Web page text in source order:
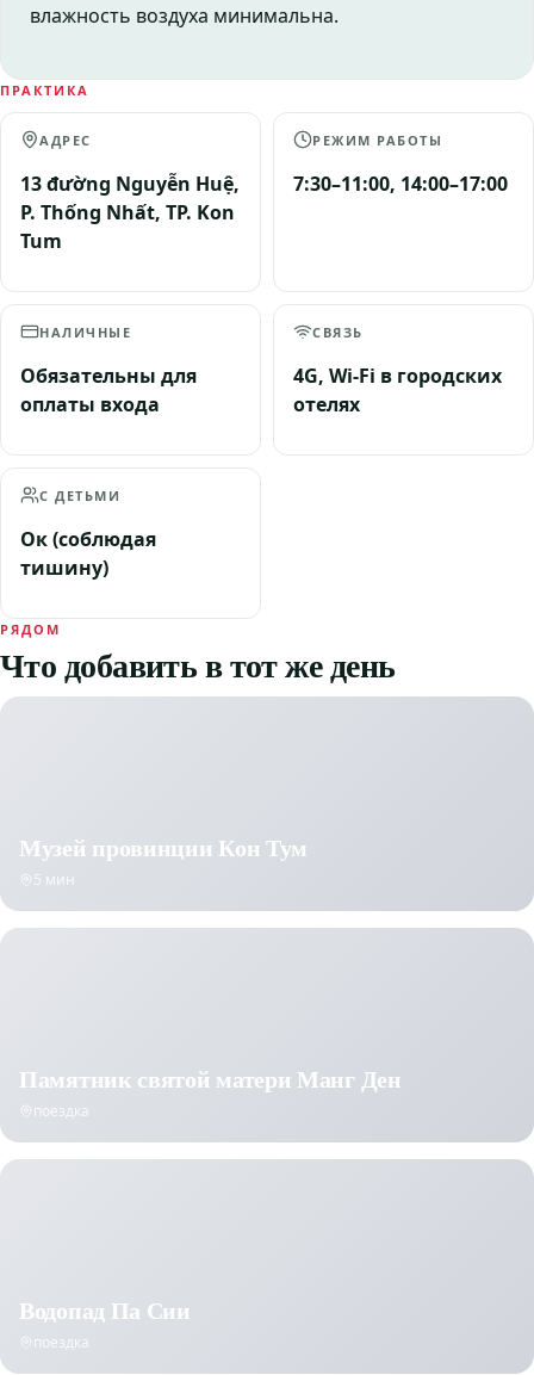
влажность воздуха минимальна.
ПРАКТИКА
АДРЕС
13 đường Nguyễn Huệ,
P. Thống Nhất, TP. Kon
Tum
РЕЖИМ РАБОТЫ
7:30–11:00, 14:00–17:00
НАЛИЧНЫЕ
Обязательны для
оплаты входа
СВЯЗЬ
4G, Wi-Fi в городских
отелях
С ДЕТЬМИ
Ок (соблюдая
тишину)
РЯДОМ
Что добавить в тот же день
Музей провинции Кон Тум
5 мин
Памятник святой матери Манг Ден
поездка
Водопад Па Сии
поездка